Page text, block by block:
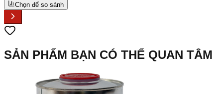
Chọn để so sánh
SẢN PHẨM BẠN CÓ THỂ QUAN TÂM